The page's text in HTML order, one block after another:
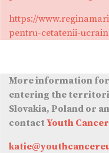
https://
pentru-cetatenii-
More information
entering the
Slovakia, Poland or
contact Youth